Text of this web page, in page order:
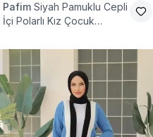
Pafim Siyah Pamuklu Cepli
İçi Polarlı Kız Çocuk